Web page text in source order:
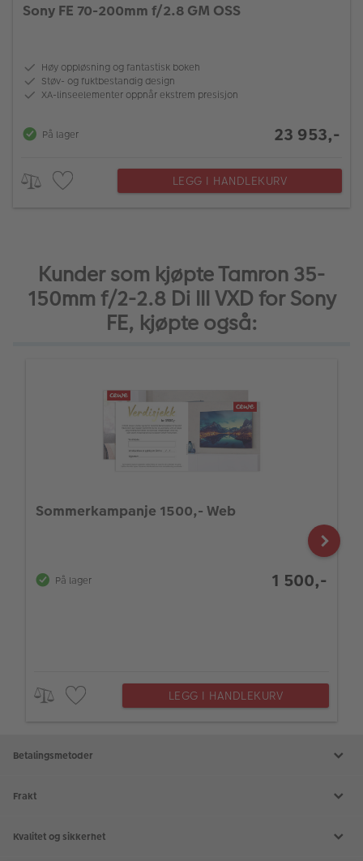
Sony FE 70-200mm f/2.8 GM OSS
Høy oppløsning og fantastisk bokeh
Støv- og fuktbestandig design
XA-linseelementer oppnår ekstrem presisjon
På lager 23 953,-
LEGG I HANDLEKURV
Kunder som kjøpte Tamron 35-
150mm f/2-2.8 Di III VXD for Sony
FE, kjøpte også:
Sommerkampanje 1500,- Web
På lager 1 500,-
LEGG I HANDLEKURV
Betalingsmetoder
Frakt
Kvalitet og sikkerhet